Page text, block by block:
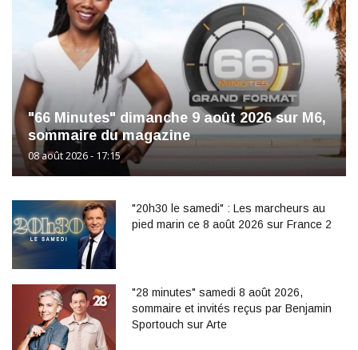
"66 Minutes" dimanche 9 août 2026 sur M6,
sommaire du magazine
08 août 2026 - 17:15
"20h30 le samedi" : Les marcheurs au
pied marin ce 8 août 2026 sur France 2
"28 minutes" samedi 8 août 2026,
sommaire et invités reçus par Benjamin
Sportouch sur Arte